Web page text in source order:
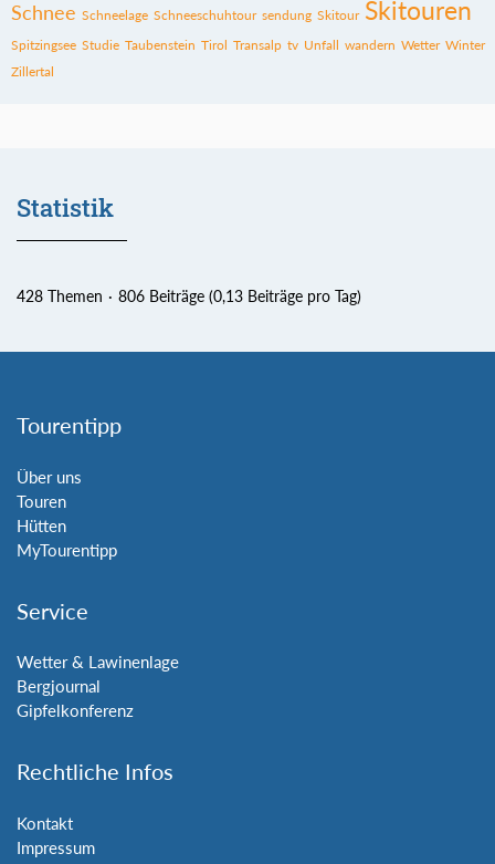
Schnee Schneelage Schneeschuhtour sendung Skitour Skitouren
Spitzingsee Studie Taubenstein Tirol Transalp tv Unfall wandern Wetter Winter
Zillertal
Statistik
428 Themen 806 Beiträge (0,13 Beiträge pro Tag)
Tourentipp
Über uns
Touren
Hütten
MyTourentipp
Service
Wetter & Lawinenlage
Bergjournal
Gipfelkonferenz
Rechtliche Infos
Kontakt
Impressum